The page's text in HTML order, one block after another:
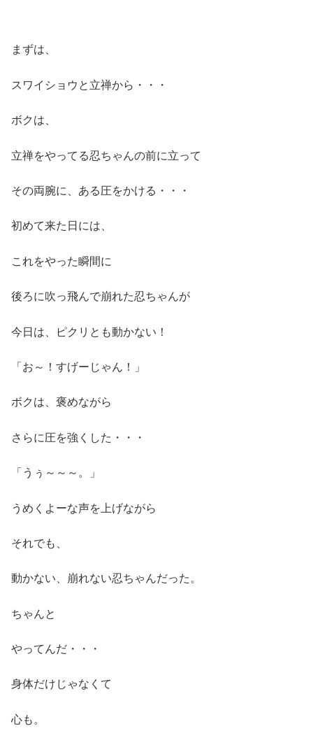
まずは、
スワイショウと立禅から・・・
ボクは、
立禅をやってる忍ちゃんの前に立って
その両腕に、ある圧をかける・・・
初めて来た日には、
これをやった瞬間に
後ろに吹っ飛んで崩れた忍ちゃんが
今日は、ピクリとも動かない！
「お～！すげーじゃん！」
ボクは、褒めながら
さらに圧を強くした・・・
「うぅ～～～。」
うめくよーな声を上げながら
それでも、
動かない、崩れない忍ちゃんだった。
ちゃんと
やってんだ・・・
身体だけじゃなくて
心も。